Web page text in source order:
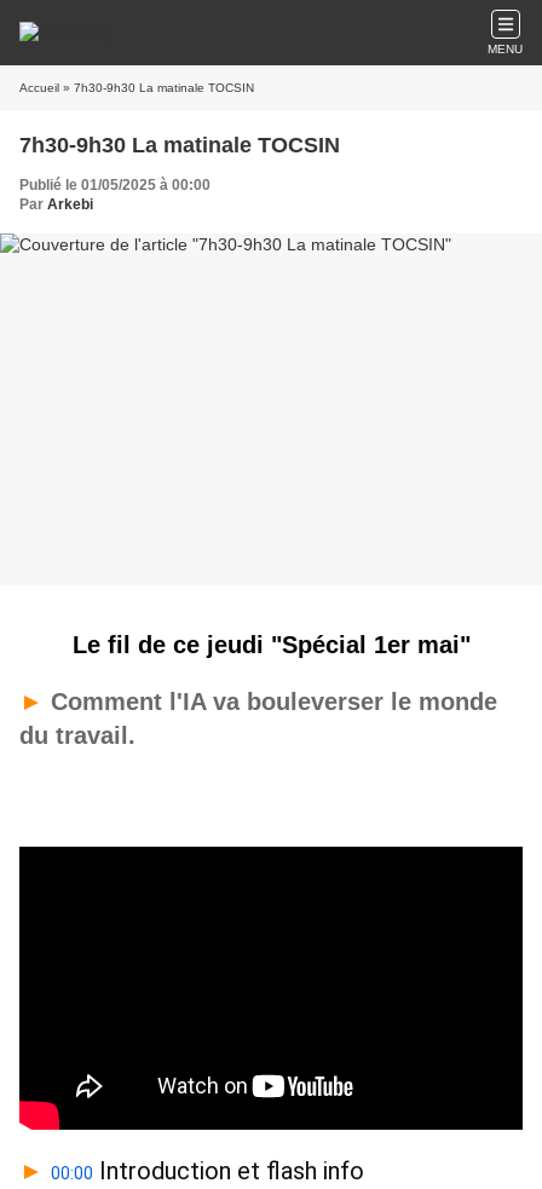
MENU
Accueil » 7h30-9h30 La matinale TOCSIN
7h30-9h30 La matinale TOCSIN
Publié le 01/05/2025 à 00:00
Par Arkebi
Le fil de ce jeudi "Spécial 1er mai"
► Comment l'IA va bouleverser le monde
du travail.
► 00:00 Introduction et flash info